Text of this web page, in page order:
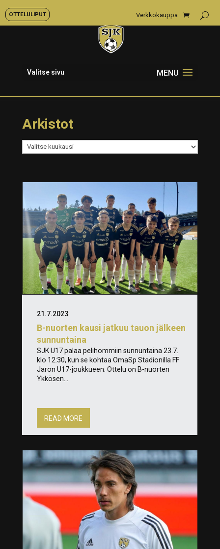
OTTELULIPUT Verkkokauppa
Valitse sivu
Arkistot
Arkistot
B-nuorten kausi jatkuu tauon jälkeen
sunnuntaina
21.7.2023
SJK U17 palaa pelihommiin sunnuntaina 23.7.
klo 12:30, kun se kohtaa OmaSp Stadionilla FF
Jaron U17-joukkueen. Ottelu on B-nuorten
Ykkösen...
READ MORE